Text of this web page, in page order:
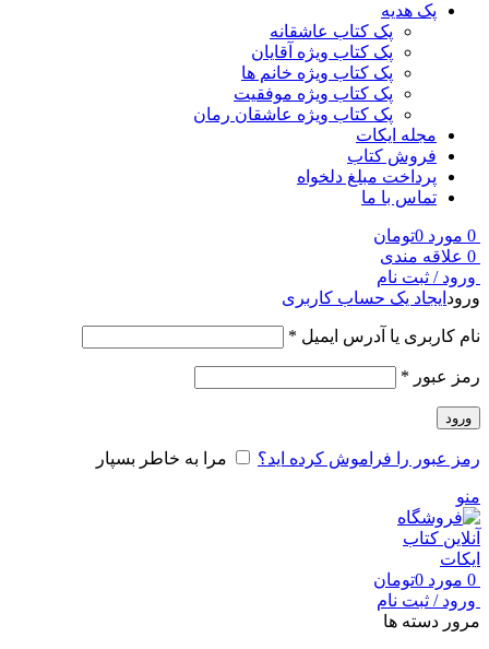
پک هدیه
پک کتاب عاشقانه
پک کتاب ویژه آقایان
پک کتاب ویژه خانم ها
پک کتاب ویژه موفقیت
پک کتاب ویژه عاشقان رمان
مجله ایکات
فروش کتاب
پرداخت مبلغ دلخواه
تماس با ما
0 مورد 0تومان
0 علاقه مندی
ورود / ثبت نام
ورود ایجاد یک حساب کاربری
نام کاربری یا آدرس ایمیل *
رمز عبور *
ورود
رمز عبور را فراموش کرده اید؟ مرا به خاطر بسپار
منو
0 مورد 0تومان
ورود / ثبت نام
مرور دسته ها